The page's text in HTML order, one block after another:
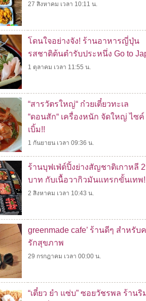
27 สิงหาคม เวลา 10:11 น.
โดนใจอย่างจัง! ร้านอาหารญี่ปุ่น
รสชาติต้นตำรับประหนึ่ง Go to
1 ตุลาคม เวลา 11:55 น.
“สารวัตรใหญ่“ ก๋วยเตี๋ยวทะเล
“ดอนสัก“ เครื่องหนัก จัดใหญ่ ไซค์
เบิ้ม!!
1 กันยายน เวลา 09:36 น.
ร้านบุฟเฟ่ต์ปิ้งย่างสัญชาติเกาหลี
บาท กับเนื้อวากิวมันแทรกขั้นเทพ!
2 สิงหาคม เวลา 10:43 น.
greenmade cafe’ ร้านดีๆ สำหรับ
รักสุขภาพ
29 กรกฎาคม เวลา 00:00 น.
“เตี๋ยว ยำ แซ่บ” ซอยวัชรพล ร้านริ